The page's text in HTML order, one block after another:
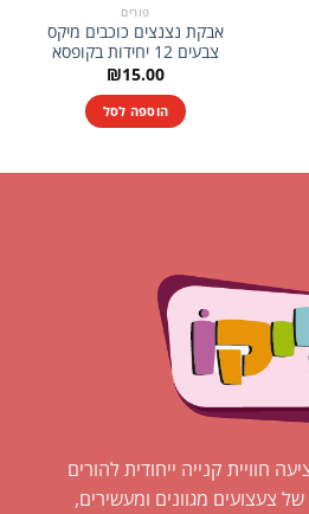
פורים
אבקת נצנצים כוכבים מיקס
צבעים 12 יחידות בקופסא
₪15.00
הוספה לסל
חוויית קנייה ייחודית להורים
צעצועים מגוונים ומעשירים,